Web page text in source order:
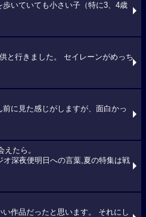
歩いていても小さい子（特に3、4歳
と行きました。 セイレーンがめっち
に見た感じがしますが、面白かっ
たら。
オ深夜便明日への言葉,夏の特集は戦
い作品だったと思います。 それにし